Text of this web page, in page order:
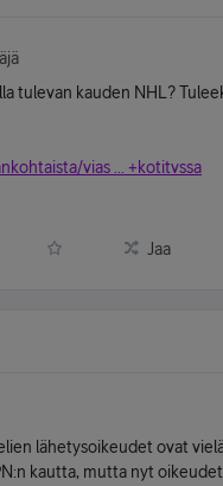
tulevan kauden NHL?
vias ... +kotitvssa
Jaa
lähetysoikeudet ovat
kautta, mutta nyt